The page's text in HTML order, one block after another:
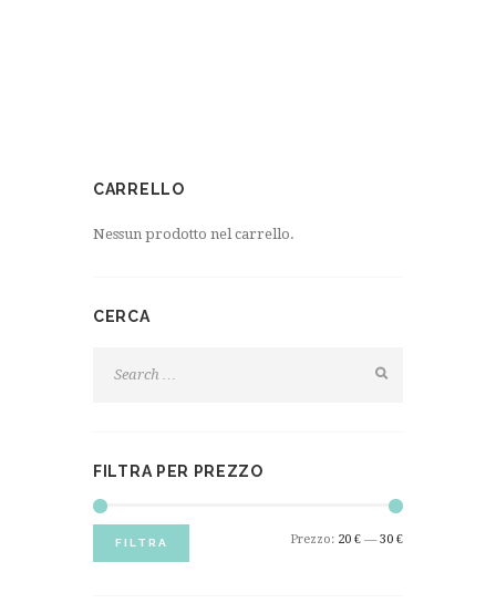
CARRELLO
Nessun prodotto nel carrello.
CERCA
FILTRA PER PREZZO
Prezzo
Prezzo
FILTRA Prezzo: 20 € —30 €